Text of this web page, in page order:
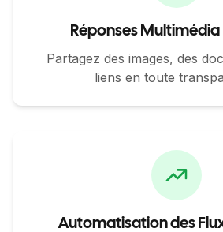
Réponses Multimédia
Partagez des images, des
liens en toute
Automatisation des